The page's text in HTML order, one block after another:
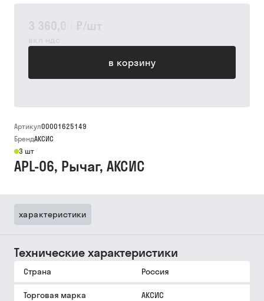
3 360,06 ₽/шт
вкл ндс
в корзину
Артикул00001625149
БрендАКСИС
3 шт
APL-06, Рычаг, АКСИС
характеристики
Технические характеристики
Страна Россия
Торговая марка АКСИС